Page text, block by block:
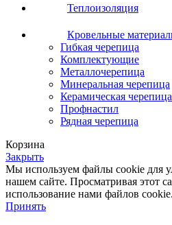
Теплоизоляция
Кровельные
Гибкая черепица
Комплектующие
Металлочерепица
Минеральная черепица
Керамическая черепица
Профнастил
Рядная черепица
Корзина
Закрыть
Мы используем файлы cookie для
нашем сайте. Просматривая этот
использование нами файлов cookie.
Принять